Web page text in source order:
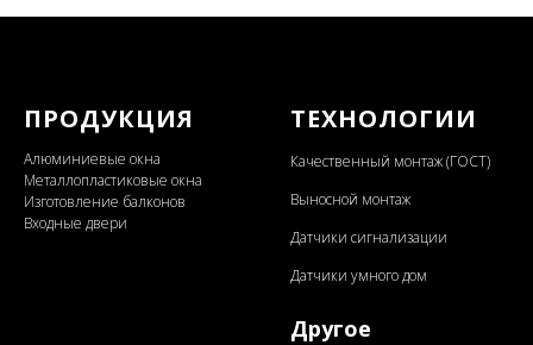
ПРОДУКЦИЯ
Алюминиевые окна
Металлопластиковые окна
Изготовление балконов
Входные двери
ТЕХНОЛОГИИ
Качественный монтаж (ГОСТ)
Выносной монтаж
Датчики сигнализации
Датчики умного дом
Другое